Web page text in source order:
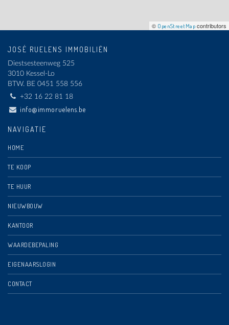
© OpenStreetMap contributors
JOSÉ RUELENS IMMOBILIËN
Diestsesteenweg 525
3010 Kessel-Lo
BTW. BE 0451 558 556
+32 16 22 81 18
info@immoruelens.be
NAVIGATIE
HOME
TE KOOP
TE HUUR
NIEUWBOUW
KANTOOR
WAARDEBEPALING
EIGENAARSLOGIN
CONTACT